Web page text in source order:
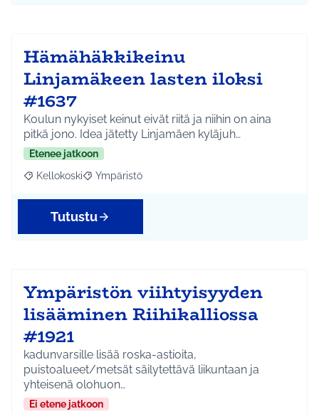
Hämähäkkikeinu
Linjamäkeen lasten iloksi
#1637
Koulun nykyiset keinut eivät riitä ja niihin on aina
pitkä jono. Idea jätetty Linjamäen kyläjuh…
Etenee jatkoon
Rajaa tulokset aihepiirin mukaan: Kellokoski
Kellokoski Rajaa tulokset teeman mukaan: Ympäristö
Ympäristö
Tutustu
Ympäristön viihtyisyyden
lisääminen Riihikalliossa
#1921
kadunvarsille lisää roska-astioita,
puistoalueet/metsät säilytettävä liikuntaan ja
yhteisenä olohuon…
Ei etene jatkoon